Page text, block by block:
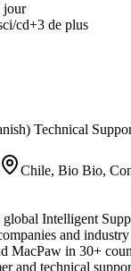
jour
ci/cd+3 de plus
Technical
Chile, Bio Bio,
Intelligent
and
MacPaw in 30+
and technical